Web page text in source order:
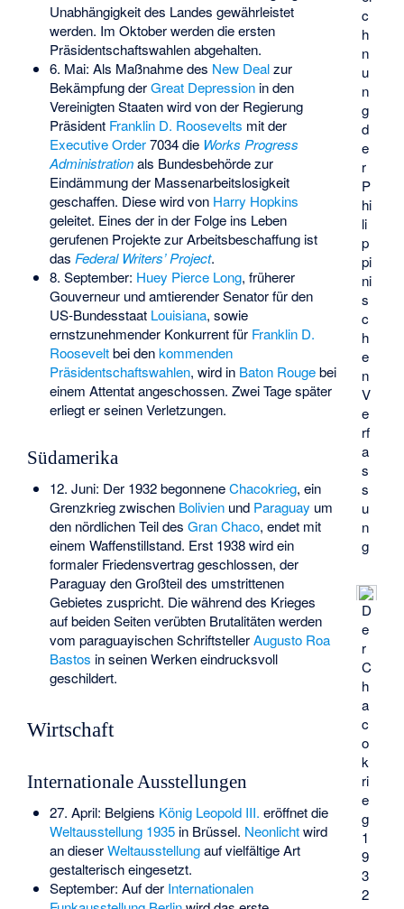
c
h
n
u
n
g
d
e
r
P
hi
li
p
pi
ni
s
c
h
e
n
V
e
rf
a
s
s
u
n
g
Unabhängigkeit des Landes gewährleistet
werden. Im Oktober werden die ersten
Präsidentschaftswahlen abgehalten.
6. Mai: Als Maßnahme des New Dealzur
Bekämpfung derGreat Depressionin den
Vereinigten Staaten wird von der Regierung
Präsident Franklin D. Roosevelts mit der
Executive Order7034 die Works Progress
Administrationals Bundesbehörde zur
Eindämmung der Massenarbeitslosigkeit
geschaffen. Diese wird von Harry Hopkins
geleitet. Eines der in der Folge ins Leben
gerufenen Projekte zur Arbeitsbeschaffung ist
das Federal Writers’ Project.
8. September: Huey Pierce Long, früherer
Gouverneur und amtierender Senator für den
US-Bundesstaat Louisiana, sowie
ernstzunehmender Konkurrent für Franklin D.
Rooseveltbei denkommenden
Präsidentschaftswahlen, wird in Baton Rougebei
einem Attentat angeschossen. Zwei Tage später
erliegt er seinen Verletzungen.
Südamerika
D
e
r
C
h
a
c
o
k
ri
e
g
1
9
3
2
12. Juni: Der 1932 begonneneChacokrieg, ein
Grenzkrieg zwischen Bolivienund Paraguay um
den nördlichen Teil des Gran Chaco, endet mit
einem Waffenstillstand. Erst 1938 wird ein
formaler Friedensvertrag geschlossen, der
Paraguay den Großteil des umstrittenen
Gebietes zuspricht. Die während des Krieges
auf beiden Seiten verübten Brutalitäten werden
vom paraguayischen SchriftstellerAugusto Roa
Bastos in seinen Werken eindrucksvoll
geschildert.
Wirtschaft
Internationale Ausstellungen
27. April: Belgiens König Leopold III. eröffnet die
Weltausstellung 1935in Brüssel. Neonlichtwird
an dieserWeltausstellungauf vielfältige Art
gestalterisch eingesetzt.
September: Auf der Internationalen